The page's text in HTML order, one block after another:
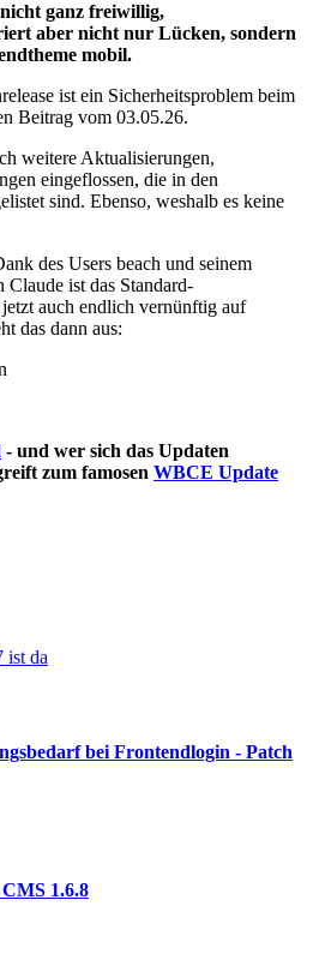
ganz freiwillig,
aber nicht nur Lücken, sondern
mobil.
ist ein Sicherheitsproblem beim
Beitrag vom 03.05.26.
weitere Aktualisierungen,
eingeflossen, die in den
sind. Ebenso, weshalb es keine
des Users beach und seinem
ist das Standard-
auch endlich vernünftig auf
das dann aus:
- und wer sich das Updaten
zum famosen WBCE Update
bei Frontendlogin - Patch
1.6.8